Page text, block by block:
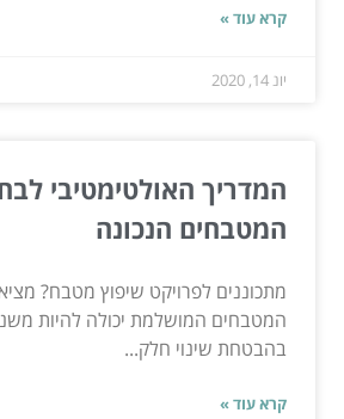
קרא עוד »
יונ 14, 2020
המדריך האולטימטיבי
המטבחים הנכונה
מתכוננים לפרויקט שיפוץ מטבח?
המטבחים המושלמת יכולה להיות
בהבטחת שינוי חלק...
קרא עוד »